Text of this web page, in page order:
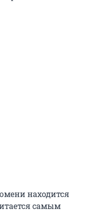
находится
самым